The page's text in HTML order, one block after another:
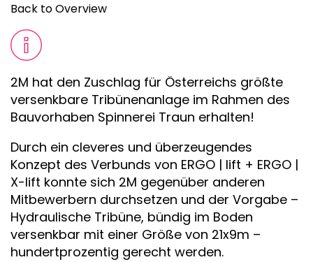
Back to Overview
2M hat den Zuschlag für Österreichs größte
versenkbare Tribünenanlage im Rahmen des
Bauvorhaben Spinnerei Traun erhalten!
Durch ein cleveres und überzeugendes
Konzept des Verbunds von ERGO | lift + ERGO |
X-lift konnte sich 2M gegenüber anderen
Mitbewerbern durchsetzen und der Vorgabe –
Hydraulische Tribüne, bündig im Boden
versenkbar mit einer Größe von 21x9m –
hundertprozentig gerecht werden.